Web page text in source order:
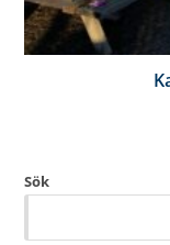
Sök